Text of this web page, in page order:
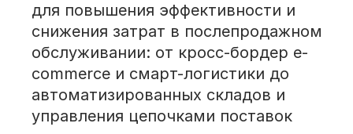
для повышения эффективности и
снижения затрат в послепродажном
обслуживании: от кросс-бордер e-
commerce и смарт-логистики до
автоматизированных складов и
управления цепочками поставок